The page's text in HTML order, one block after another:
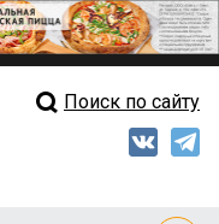
Свежий выпускПоиск по сайту